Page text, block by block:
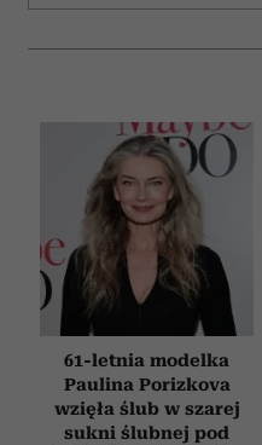
61-letnia modelka
Paulina Porizkova
wzięła ślub w szarej
sukni ślubnej pod